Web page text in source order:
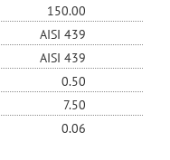
150.00
AISI 439
AISI 439
0.50
7.50
0.06